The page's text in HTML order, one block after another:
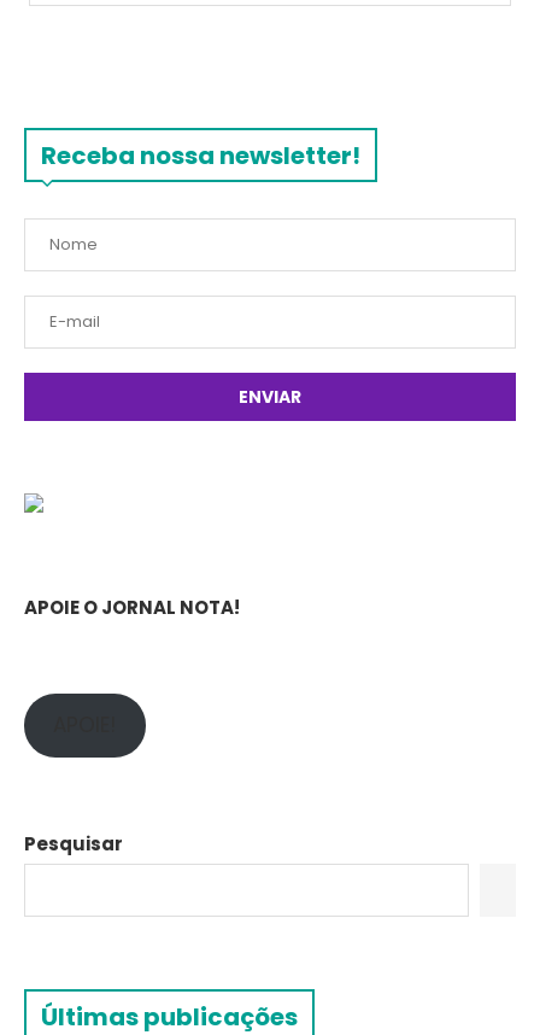
Receba nossa newsletter!
APOIE O JORNAL NOTA!
Pesquisar
Últimas publicações